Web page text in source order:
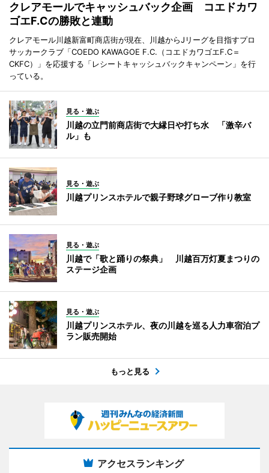
クレアモールでキャッシュバック企画 コエドカワ
ゴエF.Cの勝敗と連動
クレアモール川越新富町商店街が現在、川越からJリーグを目指すプロ
サッカークラブ「COEDO KAWAGOE F.C.（コエドカワゴエF.C＝
CKFC）」を応援する「レシートキャッシュバックキャンペーン」を行
っている。
見る・遊ぶ
川越の立門前商店街で大縁日や打ち水 「激辛バ
ル」も
見る・遊ぶ
川越プリンスホテルで親子野球グローブ作り教室
見る・遊ぶ
川越で「歌と踊りの祭典」 川越百万灯夏まつりの
ステージ企画
見る・遊ぶ
川越プリンスホテル、夜の川越を巡る人力車宿泊プ
ラン販売開始
もっと見る
アクセスランキング